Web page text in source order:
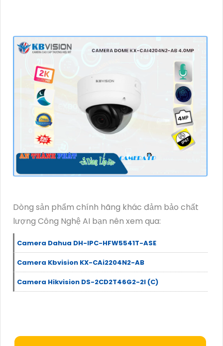
Dòng sản phẩm chính hãng khác đảm bảo chất
lượng Công Nghệ AI bạn nên xem qua:
Camera Dahua DH-IPC-HFW5541T-ASE
Camera Kbvision KX-CAi2204N2-AB
Camera Hikvision DS-2CD2T46G2-2I (C)